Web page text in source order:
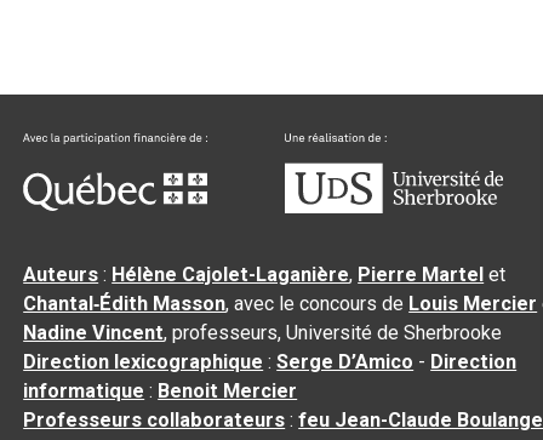
Auteurs : Hélène Cajolet-Laganière, Pierre Martel et
Chantal‑Édith Masson, avec le concours de Louis Mercier
Nadine Vincent, professeurs, Université de Sherbrooke
Direction lexicographique :Serge D’Amico - Direction
informatique : Benoit Mercier
Professeurs collaborateurs :feu Jean-Claude